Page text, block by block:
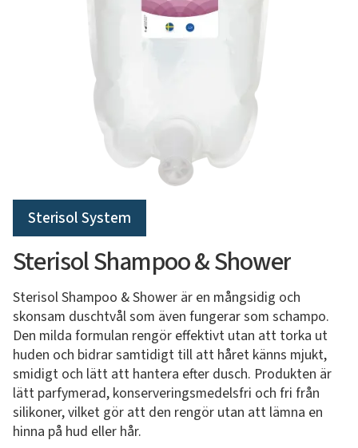
Sterisol System
Sterisol Shampoo & Shower
Sterisol Shampoo & Shower är en mångsidig och
skonsam duschtvål som även fungerar som schampo.
Den milda formulan rengör effektivt utan att torka ut
huden och bidrar samtidigt till att håret känns mjukt,
smidigt och lätt att hantera efter dusch. Produkten är
lätt parfymerad, konserveringsmedelsfri och fri från
silikoner, vilket gör att den rengör utan att lämna en
hinna på hud eller hår.